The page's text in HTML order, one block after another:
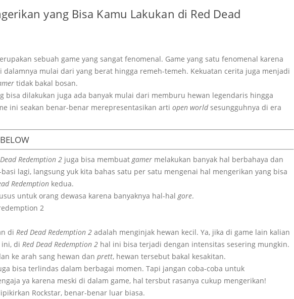
yang Bisa Kamu Lakukan di Red Dead
sebuah game yang sangat fenomenal. Game yang satu fenomenal karena
dalamnya mulai dari yang berat hingga remeh-temeh. Kekuatan cerita juga menjadi
tidak bakal bosan.
bisa dilakukan juga ada banyak mulai dari memburu hewan legendaris hingga
ini seakan benar-benar merepresentasikan arti open worldsesungguhnya di era
Redemption 2 juga bisa membuatgamer melakukan banyak hal berbahaya dan
lagi, langsung yuk kita bahas satu per satu mengenai hal mengerikan yang bisa
Redemption kedua.
untuk orang dewasa karena banyaknya hal-halgore.
di Red Dead Redemption 2 adalah menginjak hewan kecil. Ya, jika di game lain kalian
di Red Dead Redemption 2 hal ini bisa terjadi dengan intensitas sesering mungkin.
ke arah sang hewan dan prett, hewan tersebut bakal kesakitan.
bisa terlindas dalam berbagai momen. Tapi jangan coba-coba untuk
ya karena meski di dalam game, hal tersbut rasanya cukup mengerikan!
Rockstar, benar-benar luar biasa.